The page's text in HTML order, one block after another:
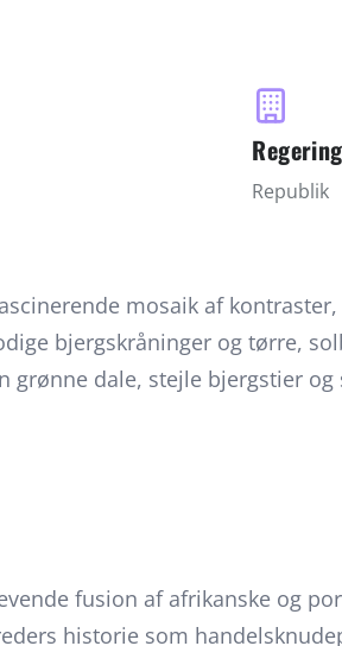
Regering
Republik
mosaik af
bjergskråninger og tørre,
grønne dale, stejle bjergstier
rejser den majestætiske
klima er solrigt året rundt, og
som gør naturen endnu
fusion af afrikanske og
historie som